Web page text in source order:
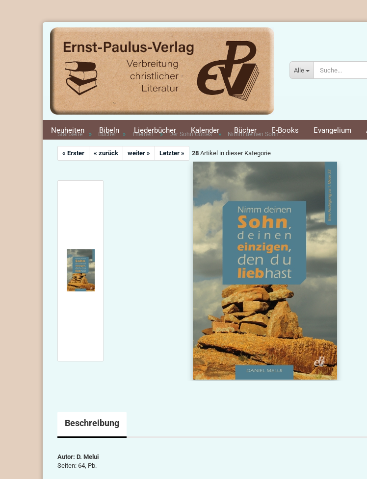
Alle
Neuheiten Bibeln Liederbücher Kalender Bücher E-Books Evangelium
Startseite » Bücher » Themen » Der Sohn Gottes » Nimm deinen Sohn ...
« Erster « zurück weiter » Letzter » 28 Artikel in dieser Kategorie
Beschreibung
Autor: D. Melui
Seiten: 64, Pb.